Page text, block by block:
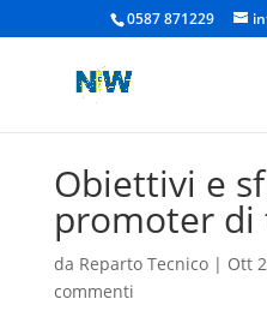
0587 871229
Obiettivi e
promoter di
da Reparto Tecnico| Ott
commenti